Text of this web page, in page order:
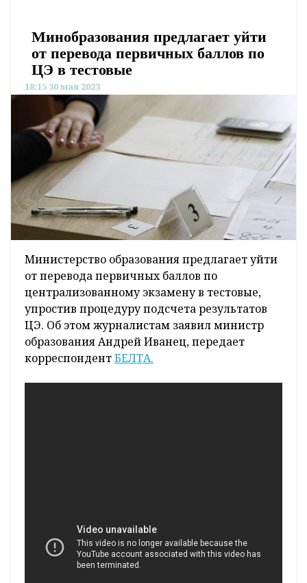
Минобразования предлагает уйти
от перевода первичных баллов по
ЦЭ в тестовые
18:15 30 мая 2023
Министерство образования предлагает уйти
от перевода первичных баллов по
централизованному экзамену в тестовые,
упростив процедуру подсчета результатов
ЦЭ. Об этом журналистам заявил министр
образования Андрей Иванец, передает
корреспондентБЕЛТА.